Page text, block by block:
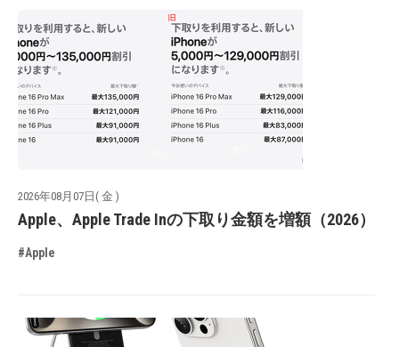
2026年08月07日( 金 )
Apple、Apple Trade Inの下取り金額を増額（2026）
#Apple